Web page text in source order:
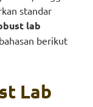
standar
lab
berikut
Lab